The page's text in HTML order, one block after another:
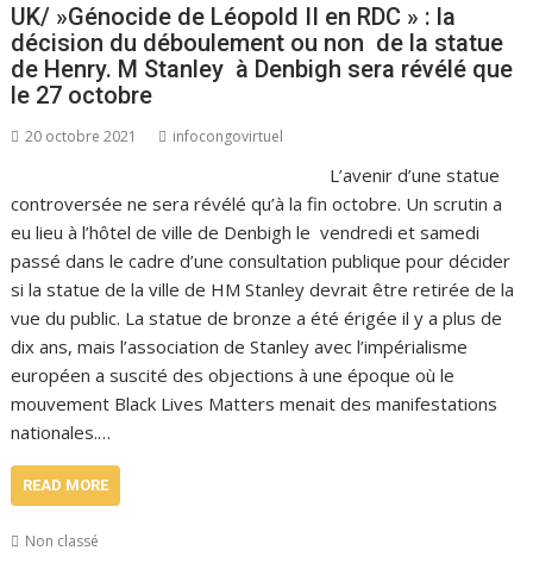
UK/ »Génocide de Léopold II en RDC » : la
décision du déboulement ou non de la statue
de Henry. M Stanley à Denbigh sera révélé que
le 27 octobre
20 octobre 2021 infocongovirtuel
L’avenir d’une statue
controversée ne sera révélé qu’à la fin octobre. Un scrutin a
eu lieu à l’hôtel de ville de Denbigh le vendredi et samedi
passé dans le cadre d’une consultation publique pour décider
si la statue de la ville de HM Stanley devrait être retirée de la
vue du public. La statue de bronze a été érigée il y a plus de
dix ans, mais l’association de Stanley avec l’impérialisme
européen a suscité des objections à une époque où le
mouvement Black Lives Matters menait des manifestations
nationales.…
READ MORE
Non classé